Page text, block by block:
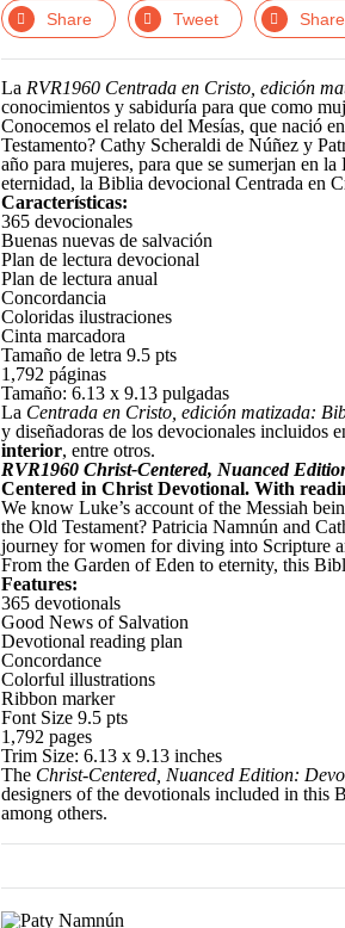
Facebook Twitter LinkedIn
La RVR1960 Centrada en Cristo, edición
conocimientos y sabiduría para que como
Conocemos el relato del Mesías, que nació
Testamento? Cathy Scheraldi de Núñez y
año para mujeres, para que se sumerjan en
eternidad, la Biblia devocional Centrada en
Características:
365 devocionales
Buenas nuevas de salvación
Plan de lectura devocional
Plan de lectura anual
Concordancia
Coloridas ilustraciones
Cinta marcadora
Tamaño de letra 9.5 pts
1,792 páginas
Tamaño: 6.13 x 9.13 pulgadas
La Centrada en Cristo, edición matizada:
y diseñadoras de los devocionales incluidos
interior, entre otros.
RVR1960 Christ-Centered, Nuanced
Centered in Christ Devotional. With
We know Luke’s account of the Messiah
the Old Testament? Patricia Namnún and
journey for women for diving into Scripture
From the Garden of Eden to eternity, this
Features:
365 devotionals
Good News of Salvation
Devotional reading plan
Concordance
Colorful illustrations
Ribbon marker
Font Size 9.5 pts
1,792 pages
Trim Size: 6.13 x 9.13 inches
The Christ-Centered, Nuanced Edition:
designers of the devotionals included in this
among others.